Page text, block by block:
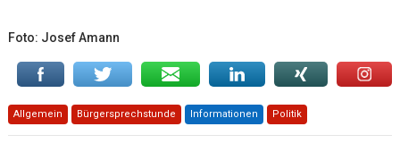
Foto: Josef Amann
Allgemein Bürgersprechstunde Informationen Politik